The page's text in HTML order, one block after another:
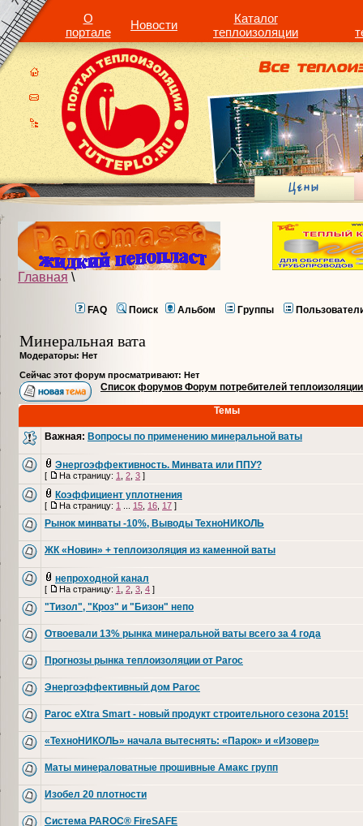
О
портале
Новости
Каталог
теплоизоляции
Главная \
FAQ Поиск Альбом Группы
Минеральная вата
Модераторы: Нет
Сейчас этот форум просматривают: Нет
Список форумов Форум потребителей теплоизоляции
Темы
Важная: Вопросы по применению минеральной ваты
Энергоэффективность. Минвата или ППУ?
[ На страницу: 1 2 3 ]
Коэффициент уплотнения
[ На страницу: 1 15 16 17 ]
Рынок минваты -10%, Выводы ТехноНИКОЛЬ
ЖК «Новин» + теплоизоляция из каменной ваты
непроходной канал
[ На страницу: 1 2 3 4 ]
"Тизол", "Кроз" и "Бизон" непо
Отвоевали 13% рынка минеральной ваты всего за 4 года
Прогнозы рынка теплоизоляции от Paroc
Энергоэффективный дом Paroc
Paroc eXtra Smart - новый продукт строительного сезона 2015!
«ТехноНИКОЛЬ» начала вытеснять: «Парок» и «Изовер»
Маты минераловатные прошивные Амакс групп
Изобел 20 плотности
Система PAROC® FireSAFE